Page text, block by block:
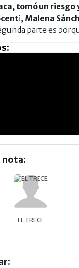
tomó un
Malena
parte es
nota:
EL TRECE